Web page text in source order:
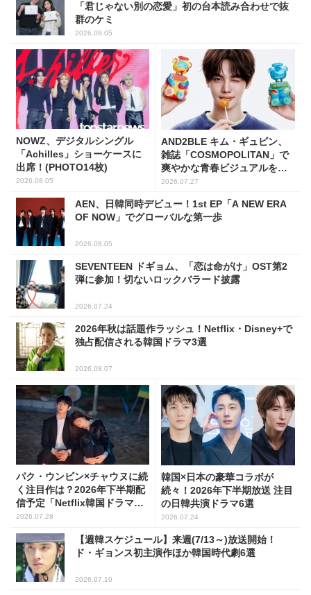
「君じゃない別の恋愛」初の台本読み合わせで抜
群のケミ
2026.08.05
NOWZ、デジタルシングル
「Achilles」ショーケースに
出席！(PHOTO14枚)
2026.08.05
AND2BLE キム・ギュビン、
雑誌「COSMOPOLITAN」で
爽やかな青春ビジュアルを披
露
2026.07.27
AEN、日韓同時デビュー！1st EP「A NEW ERA
OF NOW」でグローバルな第一歩
2026.08.05
SEVENTEEN ドギョム、「恋は命がけ」OST第2
弾に参加！切ないロックバラード披露
2026.07.24
2026年秋は話題作ラッシュ！Netflix・Disney+で
独占配信される韓国ドラマ3選
2026.08.07
パク・ウンビン×チャウヌに続
く注目作は？2026年下半期配
信予定「Netflix韓国ドラマ」8
選
2026.07.28
韓国×日本の豪華コラボが
続々！2026年下半期放送 注目
の日韓共演ドラマ6選
2026.07.24
【週韓スケジュール】来週(7/13～)放送開始！
ド・ギョンス初主演作ほか韓国時代劇6選
2026.07.10